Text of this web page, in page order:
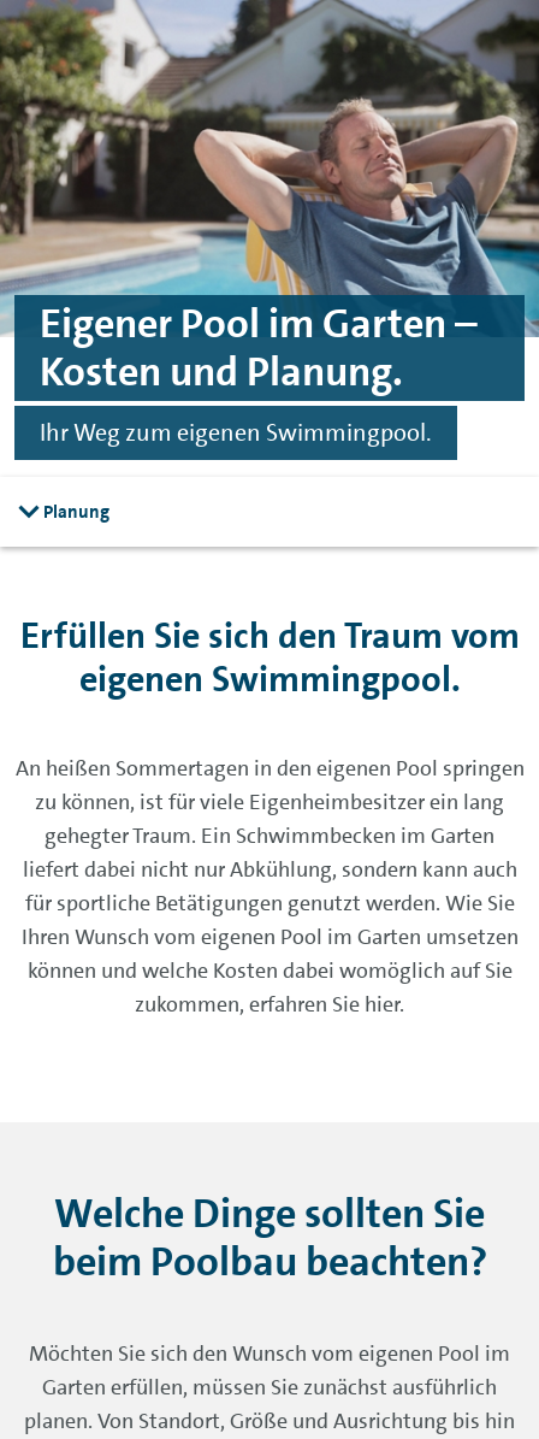
Spinge zu Hauptinhalten
Springe zu Footer
Eigener Pool im Garten –
Kosten und Planung.
Ihr Weg zum eigenen Swimmingpool.
Planung
Erfüllen Sie sich den Traum vom
eigenen Swimmingpool.
An heißen Sommertagen in den eigenen Pool springen
zu können, ist für viele Eigenheimbesitzer ein lang
gehegter Traum. Ein Schwimmbecken im Garten
liefert dabei nicht nur Abkühlung, sondern kann auch
für sportliche Betätigungen genutzt werden. Wie Sie
Ihren Wunsch vom eigenen Pool im Garten umsetzen
können und welche Kosten dabei womöglich auf Sie
zukommen, erfahren Sie hier.
Welche Dinge sollten Sie
beim Poolbau beachten?
Möchten Sie sich den Wunsch vom eigenen Pool im
Garten erfüllen, müssen Sie zunächst ausführlich
planen. Von Standort, Größe und Ausrichtung bis hin